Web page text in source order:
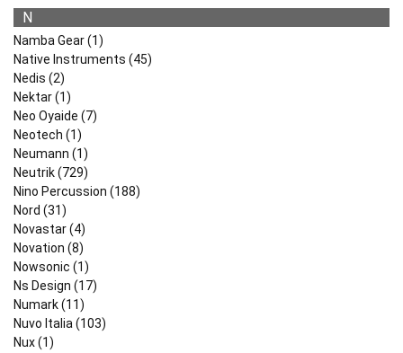
N
Namba Gear (1)
Native Instruments (45)
Nedis (2)
Nektar (1)
Neo Oyaide (7)
Neotech (1)
Neumann (1)
Neutrik (729)
Nino Percussion (188)
Nord (31)
Novastar (4)
Novation (8)
Nowsonic (1)
Ns Design (17)
Numark (11)
Nuvo Italia (103)
Nux (1)